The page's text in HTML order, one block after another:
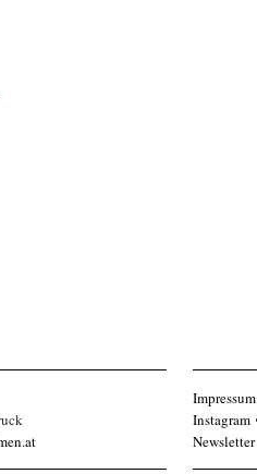
Impressum
Instagram
Newsletter